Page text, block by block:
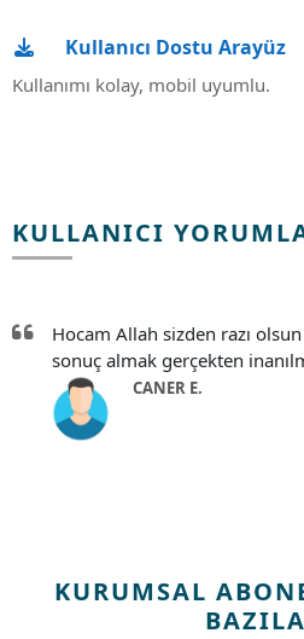
Kullanıcı Dostu Arayüz
Kullanımı kolay, mobil uyumlu.
KULLANICI
Hocam Allah sizden razı
sonuç almak gerçekten
CANER E.
KURUMSAL